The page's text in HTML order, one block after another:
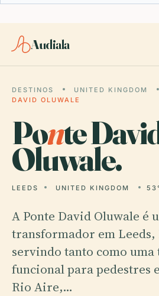
Audiala
DESTINOS UNITED KINGDOM
DAVID OLUWALE
Ponte
Oluwale.
LEEDS UNITED KINGDOM
A Ponte David Oluwale é
transformador em Leeds,
servindo tanto como uma
funcional para pedestres
Rio Aire,…